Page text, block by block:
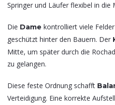
Springer und Läufer flexibel in die
Die Dame kontrolliert viele
geschützt hinter den Bauern. Der
Mitte, um später durch die
zu gelangen.
Diese feste Ordnung schafft
Verteidigung. Eine korrekte